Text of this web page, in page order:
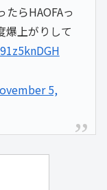
らHAOFAっ
爆上がりして
5,